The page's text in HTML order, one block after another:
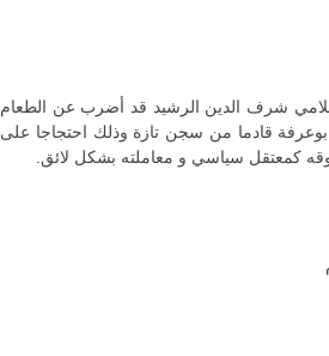
شرف الدين الرشيد قد أضرب عن الطعام
وصوله إلى سجن بوعرفة قادما من سجن تازة وذلك احتجاجا على
كمعتقل سياسي و معاملته بشكل لائق.